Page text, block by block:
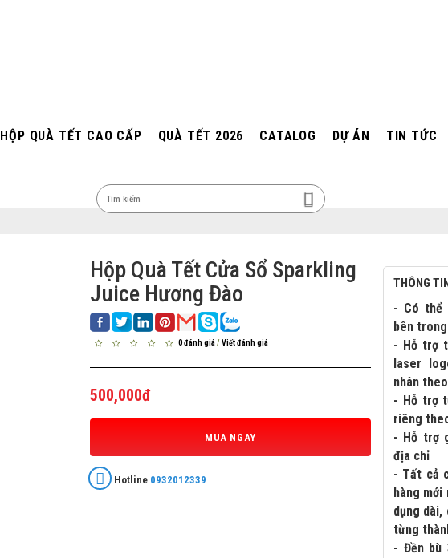
HỘP QUÀ TẾT CAO CẤP QUÀ TẾT 2026 CATALOG DỰ ÁN TIN TỨC
MENU
Hộp Quà Tết Cửa Sổ Sparkling
Juice Hương Đào
0 đánh giá/Viết đánh giá
500,000đ
MUA NGAY
Hotline 0932012339
THÔNG
- Có thể
bên
- Hỗ trợ
laser
nhân
- Hỗ trợ
riêng
- Hỗ trợ
địa chỉ
- Tất cả
hàng mới
dụng dài,
từng
- Đền bù